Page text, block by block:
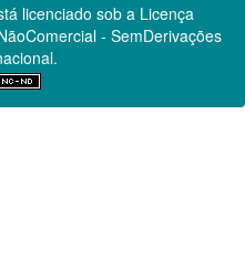
licenciado sob a Licença
- SemDerivações